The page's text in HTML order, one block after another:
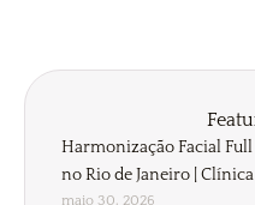
Harmonização Facial Full
no Rio de Janeiro |
maio 30, 2026